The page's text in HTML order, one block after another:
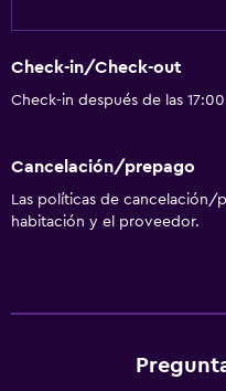
Check-in/Check-out
Check-in después de las
Cancelación/prepago
Las políticas de cancelación/
habitación y el proveedor.